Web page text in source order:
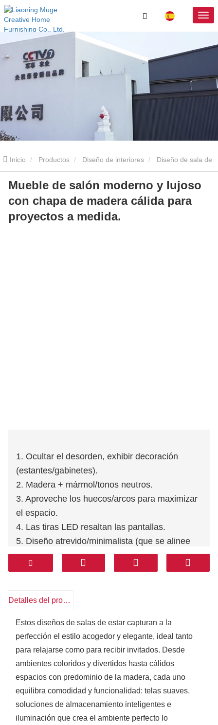
Inicio Productos Diseño de interiores Diseño de sala de
estar Mueble de salón moderno y lujoso con chapa de madera
cálida para proyectos a medida.
Mueble de salón moderno y lujoso
con chapa de madera cálida para
proyectos a medida.
1. Ocultar el desorden, exhibir decoración
(estantes/gabinetes).
2. Madera + mármol/tonos neutros.
3. Aproveche los huecos/arcos para maximizar
el espacio.
4. Las tiras LED resaltan las pantallas.
5. Diseño atrevido/minimalista (que se alinee
con el estilo de la habitación).
Detalles del producto
Estos diseños de salas de estar capturan a la
perfección el estilo acogedor y elegante, ideal tanto
para relajarse como para recibir invitados. Desde
ambientes coloridos y divertidos hasta cálidos
espacios con predominio de la madera, cada uno
equilibra comodidad y funcionalidad: telas suaves,
soluciones de almacenamiento inteligentes e
iluminación que crea el ambiente perfecto lo